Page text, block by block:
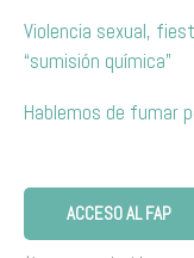
Violencia sexual,
“sumisión química”
Hablemos de fumar
ACCESO AL FAP